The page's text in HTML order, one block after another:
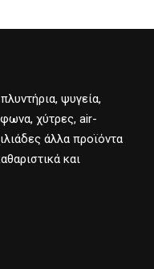
ψυγεία,
χύτρες, air-
άλλα προϊόντα
και